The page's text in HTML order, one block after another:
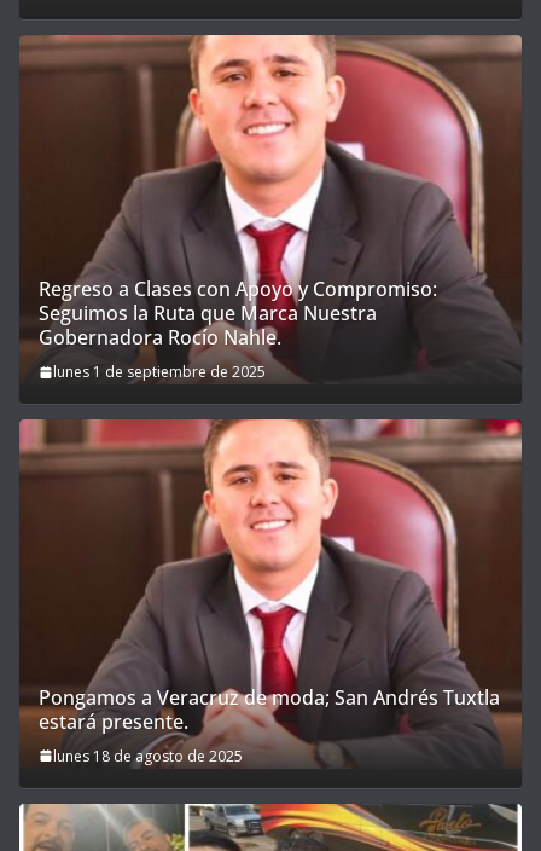
Regreso a Clases con Apoyo y Compromiso:
Seguimos la Ruta que Marca Nuestra
Gobernadora Rocío Nahle.
lunes 1 de septiembre de 2025
Pongamos a Veracruz de moda; San Andrés Tuxtla
estará presente.
lunes 18 de agosto de 2025